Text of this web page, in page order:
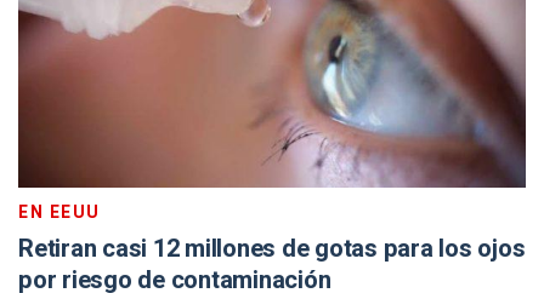
EN EEUU
Retiran casi 12 millones de gotas para los ojos
por riesgo de contaminación